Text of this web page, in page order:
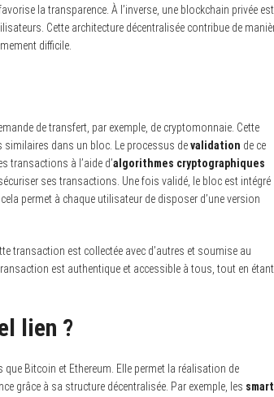
la transparence. À l’inverse, une blockchain privée est
Cette architecture décentralisée contribue de
difficile.
de transfert, par exemple, de cryptomonnaie. Cette
similaires dans un bloc. Le processus devalidation de ce
transactions à l’aide d’algorithmes cryptographiques
ses transactions. Une fois validé, le bloc est intégré
permet à chaque utilisateur de disposer d’une version
transaction est collectée avec d’autres et soumise au
est authentique et accessible à tous, tout en étant
lien ?
que Bitcoin et Ethereum. Elle permet la réalisation de
grâce à sa structure décentralisée. Par exemple, les smart